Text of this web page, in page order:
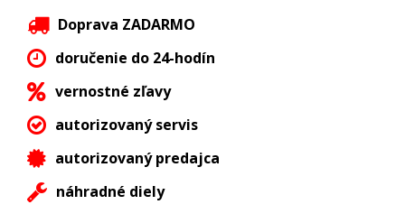
Doprava ZADARMO
doručenie do 24-hodín
vernostné zľavy
autorizovaný servis
autorizovaný predajca
náhradné diely